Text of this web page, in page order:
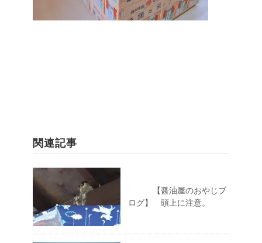
関連記事
【醤油屋のおやじブ
ログ】 頭上に注意。